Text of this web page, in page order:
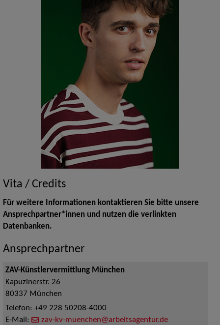
Vita / Credits
Für weitere Informationen kontaktieren Sie bitte unsere
Ansprechpartner*innen und nutzen die verlinkten
Datenbanken.
Ansprechpartner
ZAV-Künstlervermittlung München
Kapuzinerstr. 26
80337 München
Telefon: +49 228 50208-4000
E-Mail:
zav-kv-muenchen@arbeitsagentur.de